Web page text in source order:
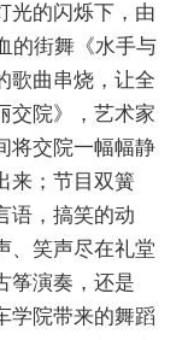
光的闪烁下，由
的街舞《水手与
歌曲串烧，让全
交院》，艺术家
将交院一幅幅静
来；节目双簧
语，搞笑的动
、笑声尽在礼堂
筝演奏，还是
学院带来的舞蹈